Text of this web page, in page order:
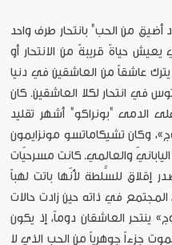
من الحب" بانتحار طرف واحد
حياةً قريبةً من الانتحار أو
عاشقاً من العاشقين في دنيا
في انتحار لكلا العاشقين. كان
الدمى "بونراكو" أشهر تقليد
وكان تشيكاماتسو مونزايمون
والعالمي. كانت مسرحيّات
إقلاق للسُّلطة لأنّها باتت لهباً
المجتمع في ذاته حين زادت حالات
ينتحر العاشقان دوماً، إذ يكون
جزءاً جوهرياً من الحب الذي لا